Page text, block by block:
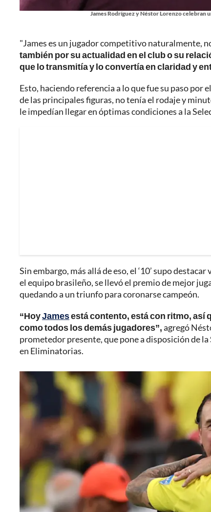
James Rodríguez y Néstor Lorenzo celebran
"James es un jugador competitivo naturalmente,
también por su actualidad en el club o su
que lo transmitía y lo convertía en claridad y
Esto, haciendo referencia a lo que fue su paso por
de las principales figuras, no tenía el rodaje y
le impedían llegar en óptimas condiciones a la
Sin embargo, más allá de eso, el ‘10’ supo
el equipo brasileño, se llevó el premio de mejor
quedando a un triunfo para coronarse campeón.
“HoyJamesestá contento, está con ritmo, así
como todos los demás jugadores”,agregó
prometedor presente, que pone a disposición de
en Eliminatorias.